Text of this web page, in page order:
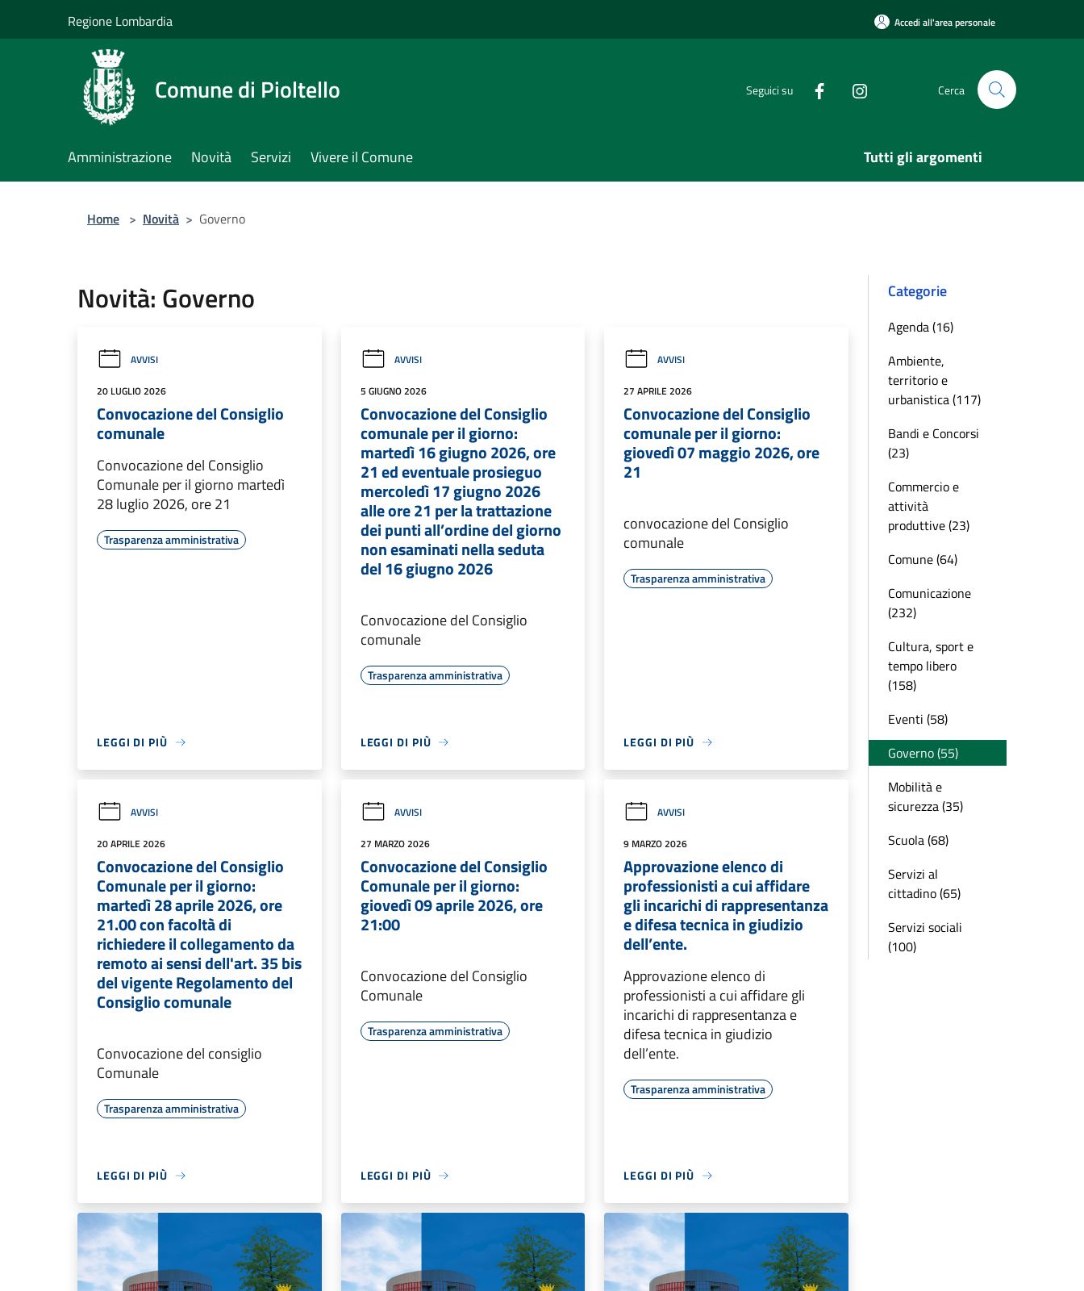
Regione Lombardia Accedi all'area personale
Comune di Pioltello Seguici su Cerca
Amministrazione Novità Servizi Vivere il Comune Tutti gli argomenti
Home > Novità > Governo
Novità: Governo
AVVISI
20 LUGLIO 2026
Convocazione del Consiglio
comunale
Convocazione del Consiglio
Comunale per il giorno martedì
28 luglio 2026, ore 21
Trasparenza amministrativa
LEGGI DI PIÙ
AVVISI
5 GIUGNO 2026
Convocazione del Consiglio
comunale per il giorno:
martedì 16 giugno 2026, ore
21 ed eventuale prosieguo
mercoledì 17 giugno 2026
alle ore 21 per la trattazione
dei punti all’ordine del giorno
non esaminati nella seduta
del 16 giugno 2026
Convocazione del Consiglio
comunale
Trasparenza amministrativa
LEGGI DI PIÙ
AVVISI
27 APRILE 2026
Convocazione del Consiglio
comunale per il giorno:
giovedì 07 maggio 2026, ore
21
convocazione del Consiglio
comunale
Trasparenza amministrativa
LEGGI DI PIÙ
AVVISI
20 APRILE 2026
Convocazione del Consiglio
Comunale per il giorno:
martedì 28 aprile 2026, ore
21.00 con facoltà di
richiedere il collegamento da
remoto ai sensi dell'art. 35 bis
del vigente Regolamento del
Consiglio comunale
Convocazione del consiglio
Comunale
Trasparenza amministrativa
LEGGI DI PIÙ
AVVISI
27 MARZO 2026
Convocazione del Consiglio
Comunale per il giorno:
giovedì 09 aprile 2026, ore
21:00
Convocazione del Consiglio
Comunale
Trasparenza amministrativa
LEGGI DI PIÙ
AVVISI
9 MARZO 2026
Approvazione elenco di
professionisti a cui affidare
gli incarichi di rappresentanza
e difesa tecnica in giudizio
dell’ente.
Approvazione elenco di
professionisti a cui affidare gli
incarichi di rappresentanza e
difesa tecnica in giudizio
dell’ente.
Trasparenza amministrativa
LEGGI DI PIÙ
Categorie
Agenda (16)
Ambiente,
territorio e
urbanistica (117)
Bandi e Concorsi
(23)
Commercio e
attività
produttive (23)
Comune (64)
Comunicazione
(232)
Cultura, sport e
tempo libero
(158)
Eventi (58)
Governo (55)
Mobilità e
sicurezza (35)
Scuola (68)
Servizi al
cittadino (65)
Servizi sociali
(100)